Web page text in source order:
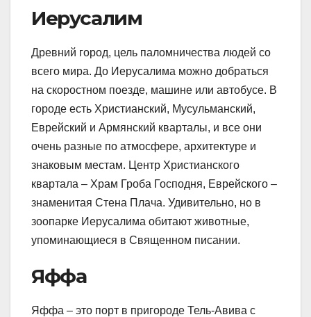
Иерусалим
Древний город, цель паломничества людей со
всего мира. До Иерусалима можно добраться
на скоростном поезде, машине или автобусе. В
городе есть Христианский, Мусульманский,
Еврейский и Армянский кварталы, и все они
очень разные по атмосфере, архитектуре и
знаковым местам. Центр Христианского
квартала – Храм Гроба Господня, Еврейского –
знаменитая Стена Плача. Удивительно, но в
зоопарке Иерусалима обитают животные,
упоминающиеся в Священном писании.
Яффа
Яффа – это порт в пригороде Тель-Авива с